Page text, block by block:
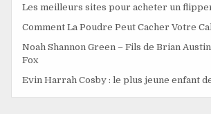
Les meilleurs sites pour acheter un
Comment La Poudre Peut Cacher Votre
Noah Shannon Green – Fils de Brian
Fox
Evin Harrah Cosby : le plus jeune enfant